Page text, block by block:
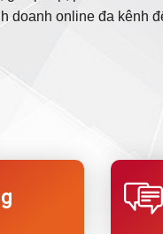
doanh online đa kênh